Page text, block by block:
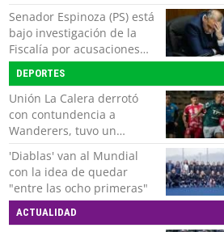
Senador Espinoza (PS) está
bajo investigación de la
Fiscalía por acusaciones
cruzadas de agresión con
su pareja
DEPORTES
Unión La Calera derrotó
con contundencia a
Wanderers, tuvo un
respiro y clasificó en Copa
Chile
'Diablas' van al Mundial
con la idea de quedar
"entre las ocho primeras"
ACTUALIDAD